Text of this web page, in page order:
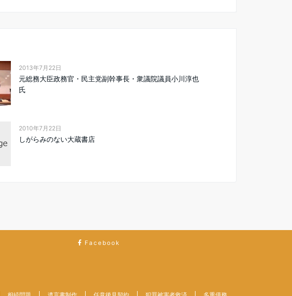
2013年7月22日
元総務大臣政務官・民主党副幹事長・衆議院議員小川淳也
氏
2010年7月22日
しがらみのない大蔵書店
Facebook